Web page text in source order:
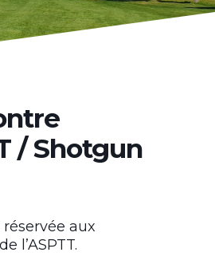
/ Shotgun
aux
l’ASPTT.